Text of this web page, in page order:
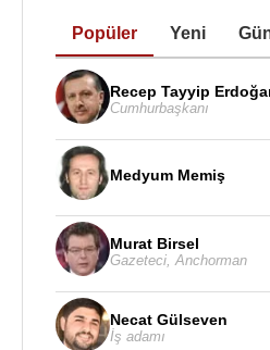
Popüler Yeni
Recep Tayyip
Cumhurbaşkanı
Medyum Memiş
Murat Birsel
Gazeteci Anchorman
Necat Gülseven
İş adamı